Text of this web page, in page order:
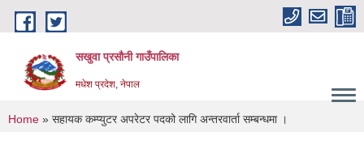
Skip to main content
सखुवा प्रसौनी गाउँपालिका
मधेश प्रदेश, नेपाल
You are here
Home » सहायक कम्प्युटर अपरेटर पदको लागि अन्तरवार्ता सम्बन्धमा ।